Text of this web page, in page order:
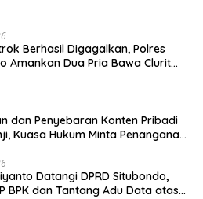
Berhasil Digagalkan, Polres
Amankan Dua Pria Bawa Clurit
dan Penyebaran Konten Pribadi
Kuasa Hukum Minta Penanganan
Datangi DPRD Situbondo,
BPK dan Tantang Adu Data atas